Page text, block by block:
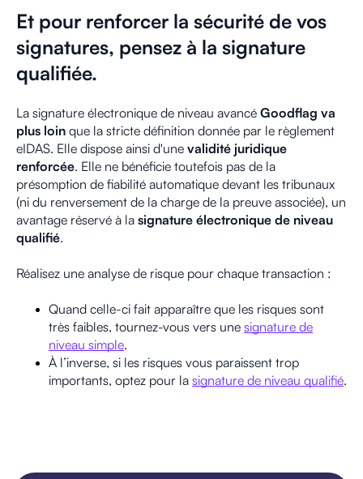
Et pour renforcer la sécurité de vos
signatures, pensez à la signature
qualifiée.
La signature électronique de niveau avancé Goodflag va
plus loin que la stricte définition donnée par le règlement
eIDAS. Elle dispose ainsi d'une validité juridique
renforcée. Elle ne bénéficie toutefois pas de la
présomption de fiabilité automatique devant les tribunaux
(ni du renversement de la charge de la preuve associée), un
avantage réservé à la signature électronique de niveau
qualifié.
Réalisez une analyse de risque pour chaque transaction :
Quand celle-ci fait apparaître que les risques sont
très faibles, tournez-vous vers une signature de
niveau simple.
À l’inverse, si les risques vous paraissent trop
importants, optez pour la signature de niveau qualifié.